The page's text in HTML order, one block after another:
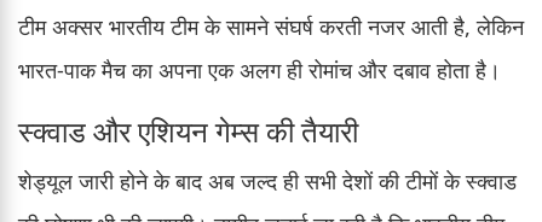
टीम अक्सर भारतीय टीम के सामने संघर्ष करती नजर आती है, लेकिन
भारत-पाक मैच का अपना एक अलग ही रोमांच और दबाव होता है।
स्क्वाड और एशियन गेम्स की तैयारी
शेड्यूल जारी होने के बाद अब जल्द ही सभी देशों की टीमों के स्क्वाड